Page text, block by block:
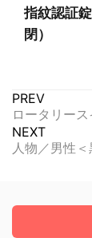
指紋認証
閉）
PREV
ロータリー
NEXT
人物／男性